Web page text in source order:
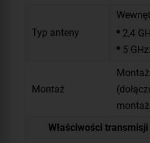
Typ anteny
2,4
5
Montaż
Właściwości